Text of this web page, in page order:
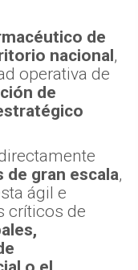
de
nacional,
operativa de
de
de gran escala,
ágil e
críticos de